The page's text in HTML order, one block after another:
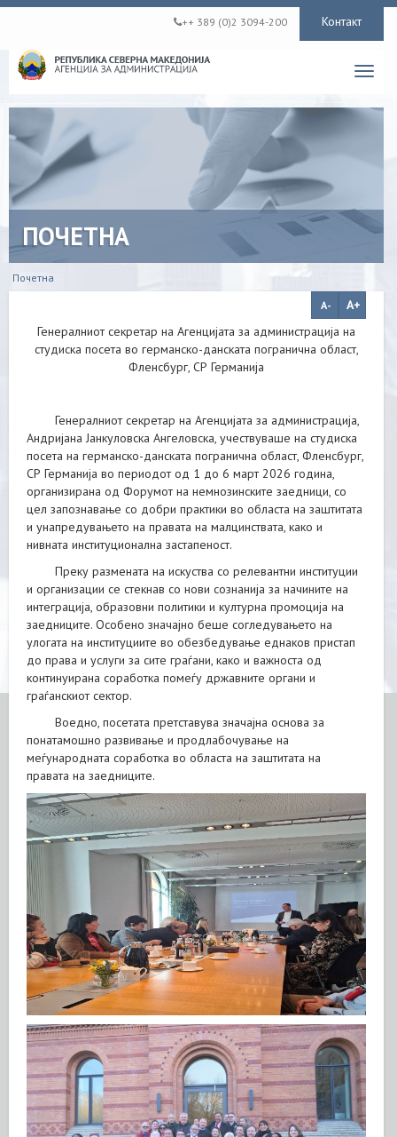
++ 389 (0)2 3094-200 Контакт
ПОЧЕТНА
Почетна
Генералниот секретар на Агенцијата за администрација на
студиска посета во германско-данската погранична област,
Фленсбург, СР Германија
Генералниот секретар на Агенцијата за администрација,
Андријана Јанкуловска Ангеловска, учествуваше на студиска
посета на германско-данската погранична област, Фленсбург,
СР Германија во периодот од 1 до 6 март 2026 година,
организирана од Форумот на немнозинските заедници, со
цел запознавање со добри практики во областа на заштитата
и унапредувањето на правата на малцинствата, како и
нивната институционална застапеност.
Преку размената на искуства со релевантни институции
и организации се стекнав со нови сознанија за начините на
интеграција, образовни политики и културна промоција на
заедниците. Особено значајно беше согледувањето на
улогата на институциите во обезбедување еднаков пристап
до права и услуги за сите граѓани, како и важноста од
континуирана соработка помеѓу државните органи и
граѓанскиот сектор.
Воедно, посетата претставува значајна основа за
понатамошно развивање и продлабочување на
меѓународната соработка во областа на заштитата на
правата на заедниците.